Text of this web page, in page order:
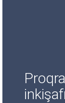
inkişafı